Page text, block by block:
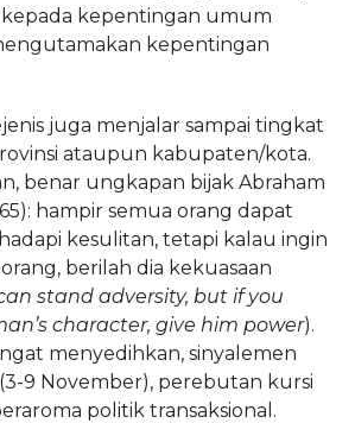
kepentingan umum
kepentingan
juga menjalar sampai tingkat
ataupun kabupaten/kota.
benar ungkapan bijak Abraham
hampir semua orang dapat
kesulitan, tetapi kalau ingin
berilah dia kekuasaan
stand adversity, but if you
character, give him power).
menyedihkan, sinyalemen
9 November), perebutan kursi
politik transaksional.